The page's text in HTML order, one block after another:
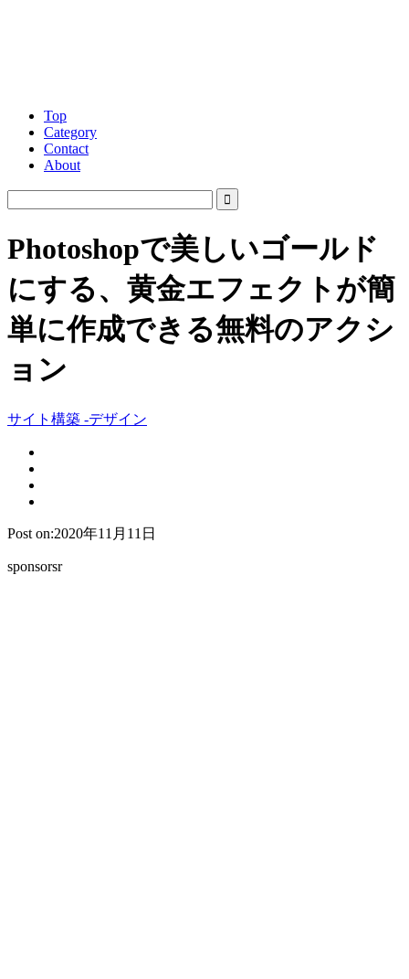
Top
Category
Contact
About
Photoshopで美しいゴールド
にする、黄金エフェクトが簡
単に作成できる無料のアクシ
ョン
サイト構築 -デザイン
Post on:2020年11月11日
sponsorsr